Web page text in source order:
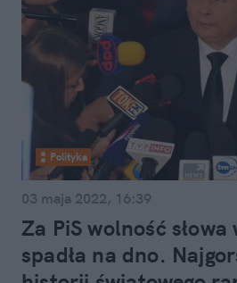
Polityka
03 maja 2022, 16:39
Za PiS wolność słowa
spadła na dno.